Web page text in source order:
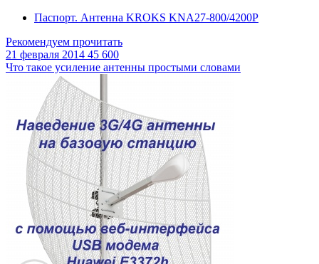
Паспорт. Антенна KROKS KNA27-800/4200P
Рекомендуем прочитать
21 февраля 2014 45 600
Что такое усиление антенны простыми словами